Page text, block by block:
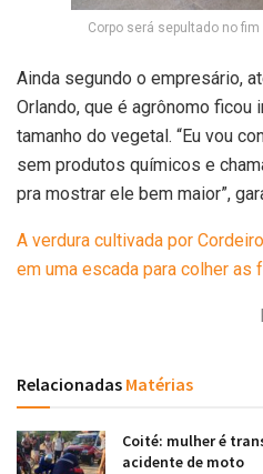
Corpo será sepultado no
Ainda segundo o empresário,
Orlando, que é agrônomo ficou
tamanho do vegetal. “Eu vou
sem produtos químicos e
pra mostrar ele bem maior”,
A verdura cultivada por
em uma escada para colher as
Relacionadas Matérias
Coité: mulher é
acidente de moto